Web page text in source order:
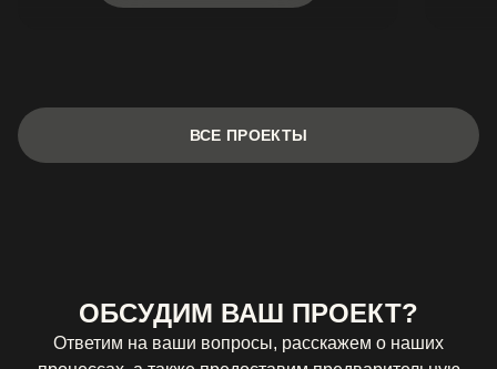
ВСЕ ПРОЕКТЫ
ОБСУДИМ ВАШ ПРОЕКТ?
Ответим на ваши вопросы, расскажем о наших